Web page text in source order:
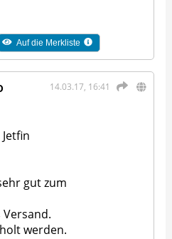
Auf die Merkliste
14.03.17, 16:41
gut zum
werden.